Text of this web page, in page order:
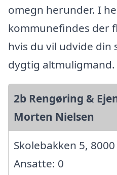
omegn herunder. I
kommunefindes der
hvis du vil udvide din
dygtig altmuligmand.
2b Rengøring &
Morten Nielsen
Skolebakken 5,
Ansatte: 0